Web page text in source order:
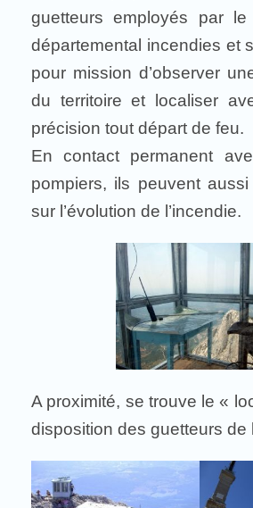
guetteurs employés par le
départemental incendies et
pour mission d’observer
du territoire et localiser
précision tout départ de feu.
En contact permanent
pompiers, ils peuvent
sur l’évolution de l’incendie.
A proximité, se trouve le «
disposition des guetteurs de